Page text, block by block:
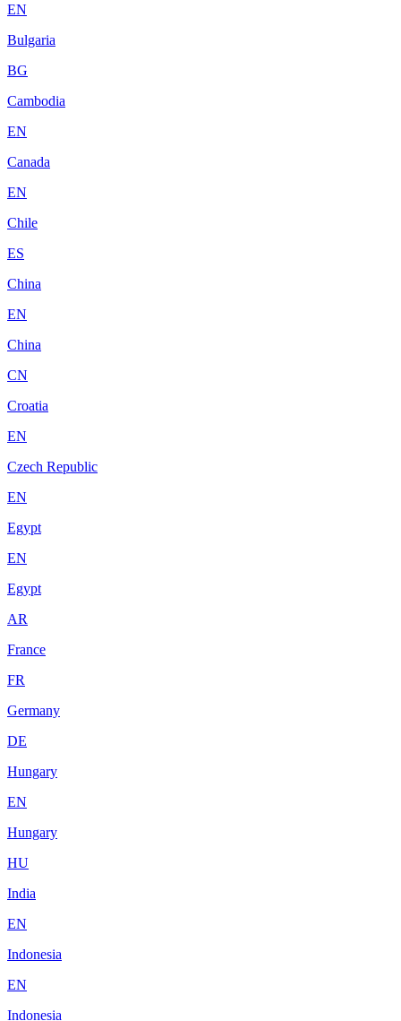
EN
Bulgaria
BG
Cambodia
EN
Canada
EN
Chile
ES
China
EN
China
CN
Croatia
EN
Czech Republic
EN
Egypt
EN
Egypt
AR
France
FR
Germany
DE
Hungary
EN
Hungary
HU
India
EN
Indonesia
EN
Indonesia